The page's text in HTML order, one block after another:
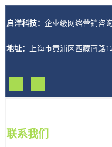
启洋科技： 企业级网络营销咨
地址： 上海市黄浦区西藏南路
联系我们